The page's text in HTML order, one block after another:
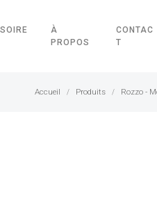
À
PROPOS
CONTAC
T
Accueil / Produits / Rozzo -